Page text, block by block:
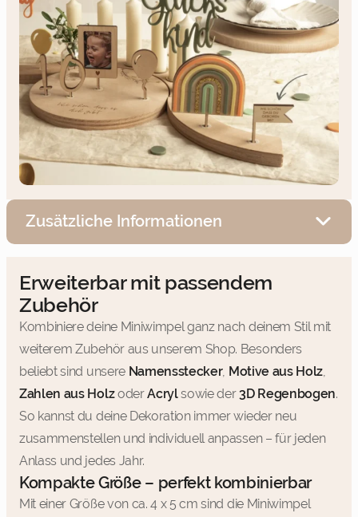
Zusätzliche Informationen
Erweiterbar mit passendem
Zubehör
Kombiniere deine Miniwimpel ganz nach deinem Stil mit
weiterem Zubehör aus unserem Shop. Besonders
beliebt sind unsere Namensstecker, Motive aus Holz
Zahlen aus HolzoderAcrylsowie der3D Regenbogen.
So kannst du deine Dekoration immer wieder neu
zusammenstellen und individuell anpassen – für jeden
Anlass und jedes Jahr.
Kompakte Größe – perfekt kombinierbar
Mit einer Größe von ca. 4 x 5 cm sind die Miniwimpel